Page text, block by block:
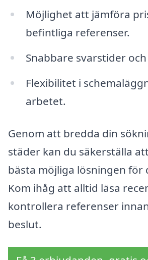
Möjlighet att jämföra
befintliga referenser.
Snabbare svarstider
Flexibilitet i
arbetet.
Genom att bredda din
städer kan du säkerställa
bästa möjliga lösningen för
Kom ihåg att alltid läsa
kontrollera referenser
beslut.